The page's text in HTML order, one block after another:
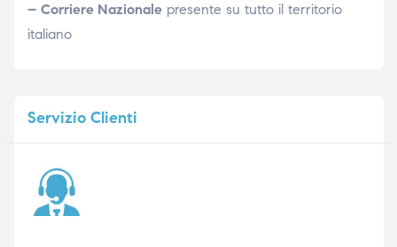
– Corriere Nazionalepresente su tutto il territorio
italiano
ServizioClienti